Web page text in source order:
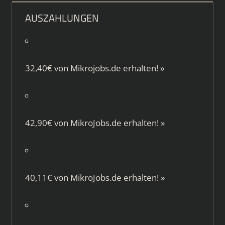
AUSZAHLUNGEN
32,40€ von Mikrojobs.de erhalten! »
42,90€ von MikroJobs.de erhalten! »
40,11€ von MikroJobs.de erhalten! »